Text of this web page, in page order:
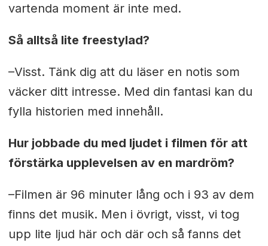
vartenda moment är inte med.
Så alltså lite freestylad?
–Visst. Tänk dig att du läser en notis som
väcker ditt intresse. Med din fantasi kan du
fylla historien med innehåll.
Hur jobbade du med ljudet i filmen för att
förstärka upplevelsen av en mardröm?
–Filmen är 96 minuter lång och i 93 av dem
finns det musik. Men i övrigt, visst, vi tog
upp lite ljud här och där och så fanns det